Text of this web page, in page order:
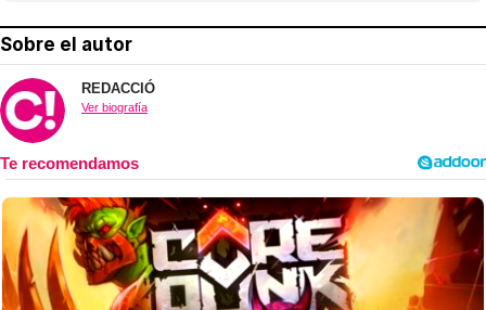
Sobre el autor
REDACCIÓ
Ver biografía